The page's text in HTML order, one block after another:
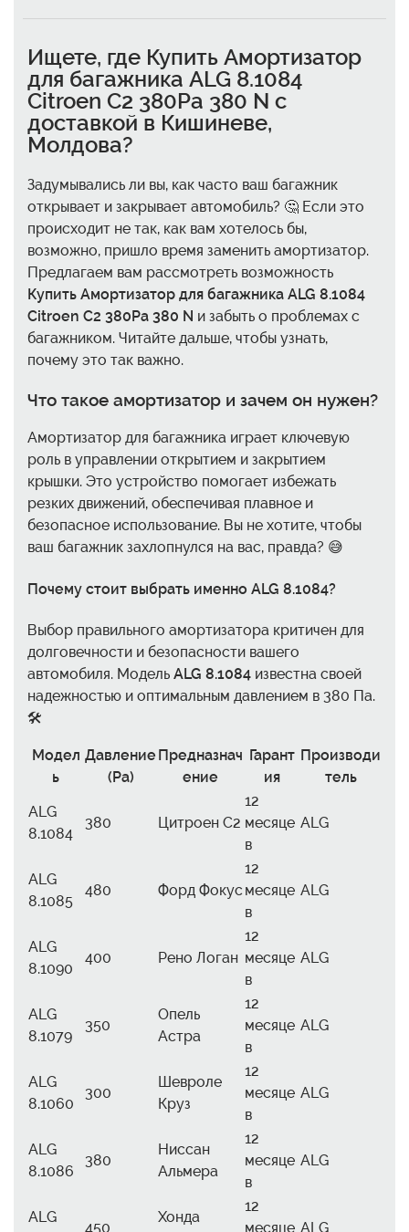
Ищете, где Купить Амортизатор
для багажника ALG 8.1084
Citroen C2 380Pa 380 N с
доставкой в Кишиневе,
Молдова?
Задумывались ли вы, как часто ваш багажник
открывает и закрывает автомобиль? 🤔 Если это
происходит не так, как вам хотелось бы,
возможно, пришло время заменить амортизатор.
Предлагаем вам рассмотреть возможность
Купить Амортизатор для багажника ALG 8.1084
Citroen C2 380Pa 380 N и забыть о проблемах с
багажником. Читайте дальше, чтобы узнать,
почему это так важно.
Что такое амортизатор и зачем он нужен?
Амортизатор для багажника играет ключевую
роль в управлении открытием и закрытием
крышки. Это устройство помогает избежать
резких движений, обеспечивая плавное и
безопасное использование. Вы не хотите, чтобы
ваш багажник захлопнулся на вас, правда? 😅
Почему стоит выбрать именно ALG 8.1084?
Выбор правильного амортизатора критичен для
долговечности и безопасности вашего
автомобиля. Модель ALG 8.1084 известна своей
надежностью и оптимальным давлением в 380 Па.
🛠️
Модел
ь
Давление
(Pa)
Предназнач
ение
Гарант
ия
Производи
тель
ALG
8.1084
380 Цитроен C2
12
месяце
в
ALG
ALG
8.1085
480 Форд Фокус
12
месяце
в
ALG
ALG
8.1090
400 Рено Логан
12
месяце
в
ALG
ALG
8.1079
350
Опель
Астра
12
месяце
в
ALG
ALG
8.1060
300
Шевроле
Круз
12
месяце
в
ALG
ALG
8.1086
380
Ниссан
Альмера
12
месяце
в
ALG
ALG
450
Хонда
12
месяце ALG